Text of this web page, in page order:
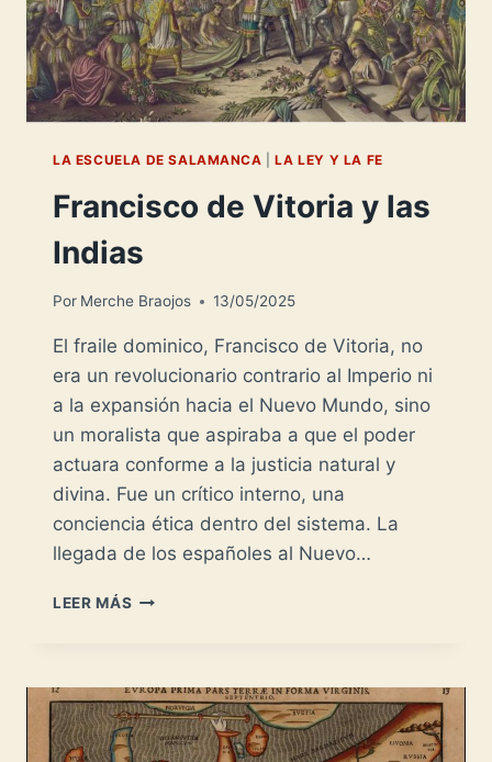
LA ESCUELA DE SALAMANCA |LA LEY Y LA FE
Francisco de Vitoria y las
Indias
Por Merche Braojos 13/05/2025
El fraile dominico, Francisco de Vitoria, no
era un revolucionario contrario al Imperio ni
a la expansión hacia el Nuevo Mundo, sino
un moralista que aspiraba a que el poder
actuara conforme a la justicia natural y
divina. Fue un crítico interno, una
conciencia ética dentro del sistema. La
llegada de los españoles al Nuevo…
LEER MÁS FRANCISCO
LAS
INDIAS